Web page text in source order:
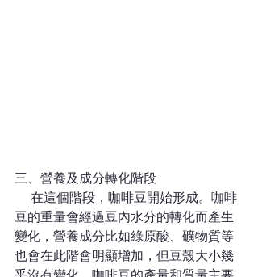
三、營養及成分轉化階段
豆的重量會經過豆內水分的轉化而產生
變化，營養成分比如綠原酸、礦物質等
也會在此階會明顯增加，但豆殼大小幾